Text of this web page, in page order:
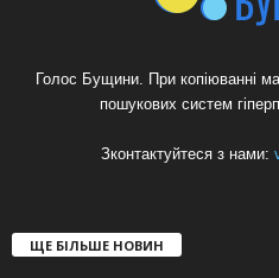
Голос Бущини. При копіюванні
пошукових систем
Зконтактуйтеся з нами:
ЩЕ БІЛЬШЕ НОВИН